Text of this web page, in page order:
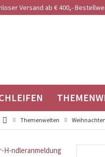
Versand ab € 400,-
Themenwelten Weihnachten